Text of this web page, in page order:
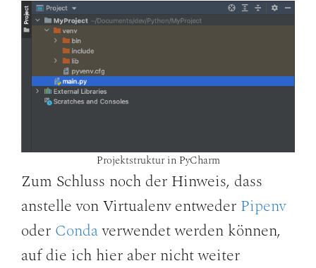
Projektstruktur in PyCharm
Zum Schluss noch der Hinweis, dass
anstelle von Virtualenv entweder Pipenv
oder Condaverwendet werden können,
auf die ich hier aber nicht weiter